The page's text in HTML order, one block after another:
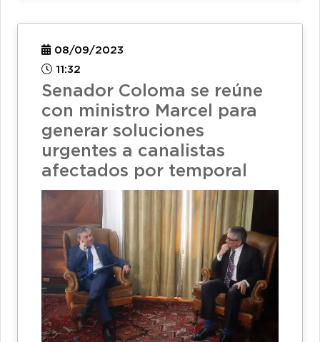
08/09/2023
11:32
Senador Coloma se reúne
con ministro Marcel para
generar soluciones
urgentes a canalistas
afectados por temporal